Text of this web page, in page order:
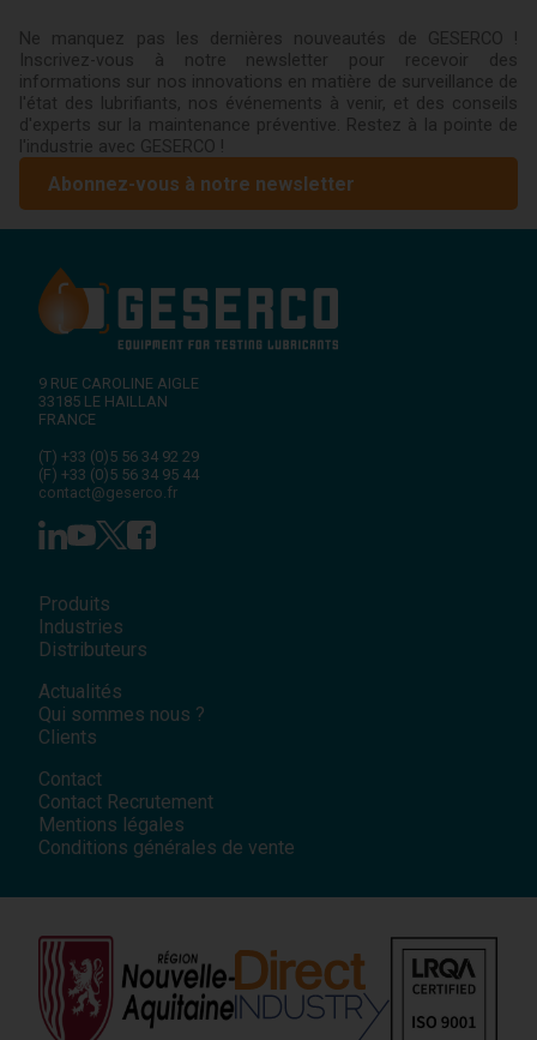
Ne manquez pas les dernières nouveautés de GESERCO !
Inscrivez-vous à notre newsletter pour recevoir des
informations sur nos innovations en matière de surveillance de
l'état des lubrifiants, nos événements à venir, et des conseils
d'experts sur la maintenance préventive. Restez à la pointe de
l'industrie avec GESERCO !
Abonnez-vous à notre newsletter
9 RUE CAROLINE AIGLE
33185 LE HAILLAN
FRANCE
(T) +33 (0)5 56 34 92 29
(F) +33 (0)5 56 34 95 44
contact@geserco.fr
Produits
Industries
Distributeurs
Actualités
Qui sommes nous ?
Clients
Contact
Contact Recrutement
Mentions légales
Conditions générales de vente